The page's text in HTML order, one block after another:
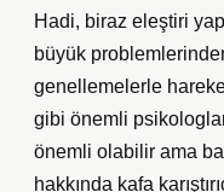
Hadi, biraz eleştiri
büyük
genellemelerle
gibi önemli
önemli olabilir ama
hakkında kafa